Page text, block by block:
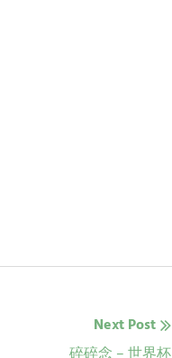
Next Post
Next